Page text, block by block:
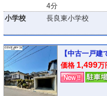
4分
小学校 長良東小学校
【中古一戸
価格 1,499万